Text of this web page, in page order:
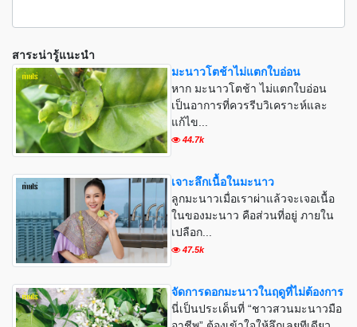
สาระน่ารู้แนะนำ
มะนาวโตช้าไม่แตกใบอ่อน
หาก มะนาวโตช้า ไม่แตกใบอ่อน
เป็นอาการที่ควรรีบวิเคราะห์และ
แก้ไข...
44.7k
เจาะลึกเนื้อในมะนาว
ลูกมะนาวเมื่อเราผ่าแล้วจะเจอเนื้อ
ในของมะนาว คือส่วนที่อยู่ ภายใน
เปลือก...
47.5k
จัดการดอกมะนาวในฤดูที่ไม่ต้องการ
นี่เป็นประเด็นที่ “ชาวสวนมะนาวมือ